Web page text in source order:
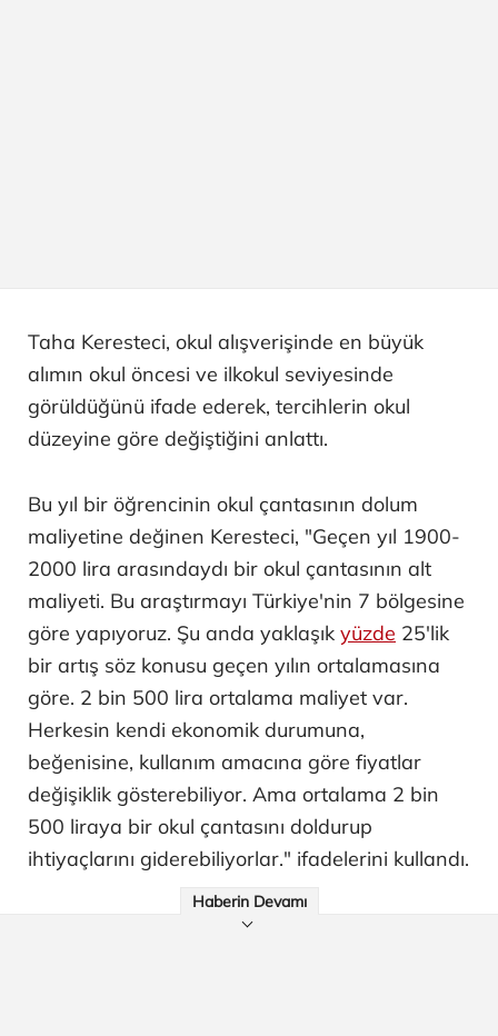
Taha Keresteci, okul alışverişinde en büyük
alımın okul öncesi ve ilkokul seviyesinde
görüldüğünü ifade ederek, tercihlerin okul
düzeyine göre değiştiğini anlattı.
Bu yıl bir öğrencinin okul çantasının dolum
maliyetine değinen Keresteci, "Geçen yıl 1900-
2000 lira arasındaydı bir okul çantasının alt
maliyeti. Bu araştırmayı Türkiye'nin 7 bölgesine
göre yapıyoruz. Şu anda yaklaşık yüzde 25'lik
bir artış söz konusu geçen yılın ortalamasına
göre. 2 bin 500 lira ortalama maliyet var.
Herkesin kendi ekonomik durumuna,
beğenisine, kullanım amacına göre fiyatlar
değişiklik gösterebiliyor. Ama ortalama 2 bin
500 liraya bir okul çantasını doldurup
ihtiyaçlarını giderebiliyorlar." ifadelerini kullandı.
Haberin Devamı